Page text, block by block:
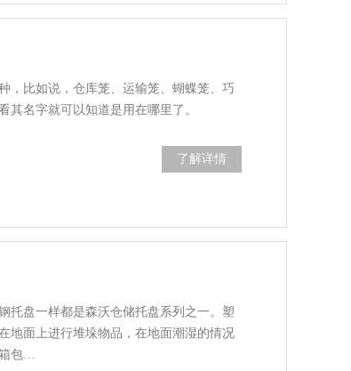
，比如说，仓库笼、运输笼、蝴蝶笼、巧
其名字就可以知道是用在哪里了。
了解详情
托盘一样都是森沃仓储托盘系列之一。塑
地面上进行堆垛物品，在地面潮湿的情况
包…